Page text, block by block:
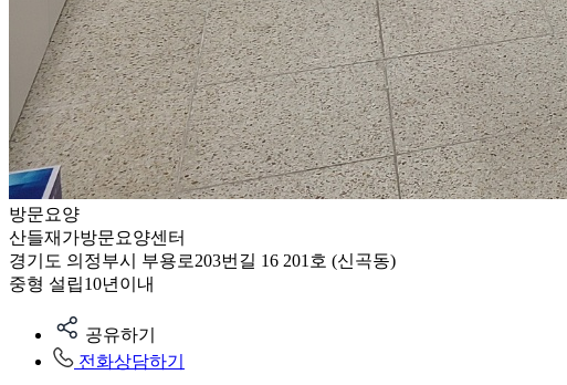
방문요양
산들재가방문요양센터
경기도 의정부시 부용로203번길 16 201호 (신곡동)
중형 설립10년이내
공유하기
전화상담하기